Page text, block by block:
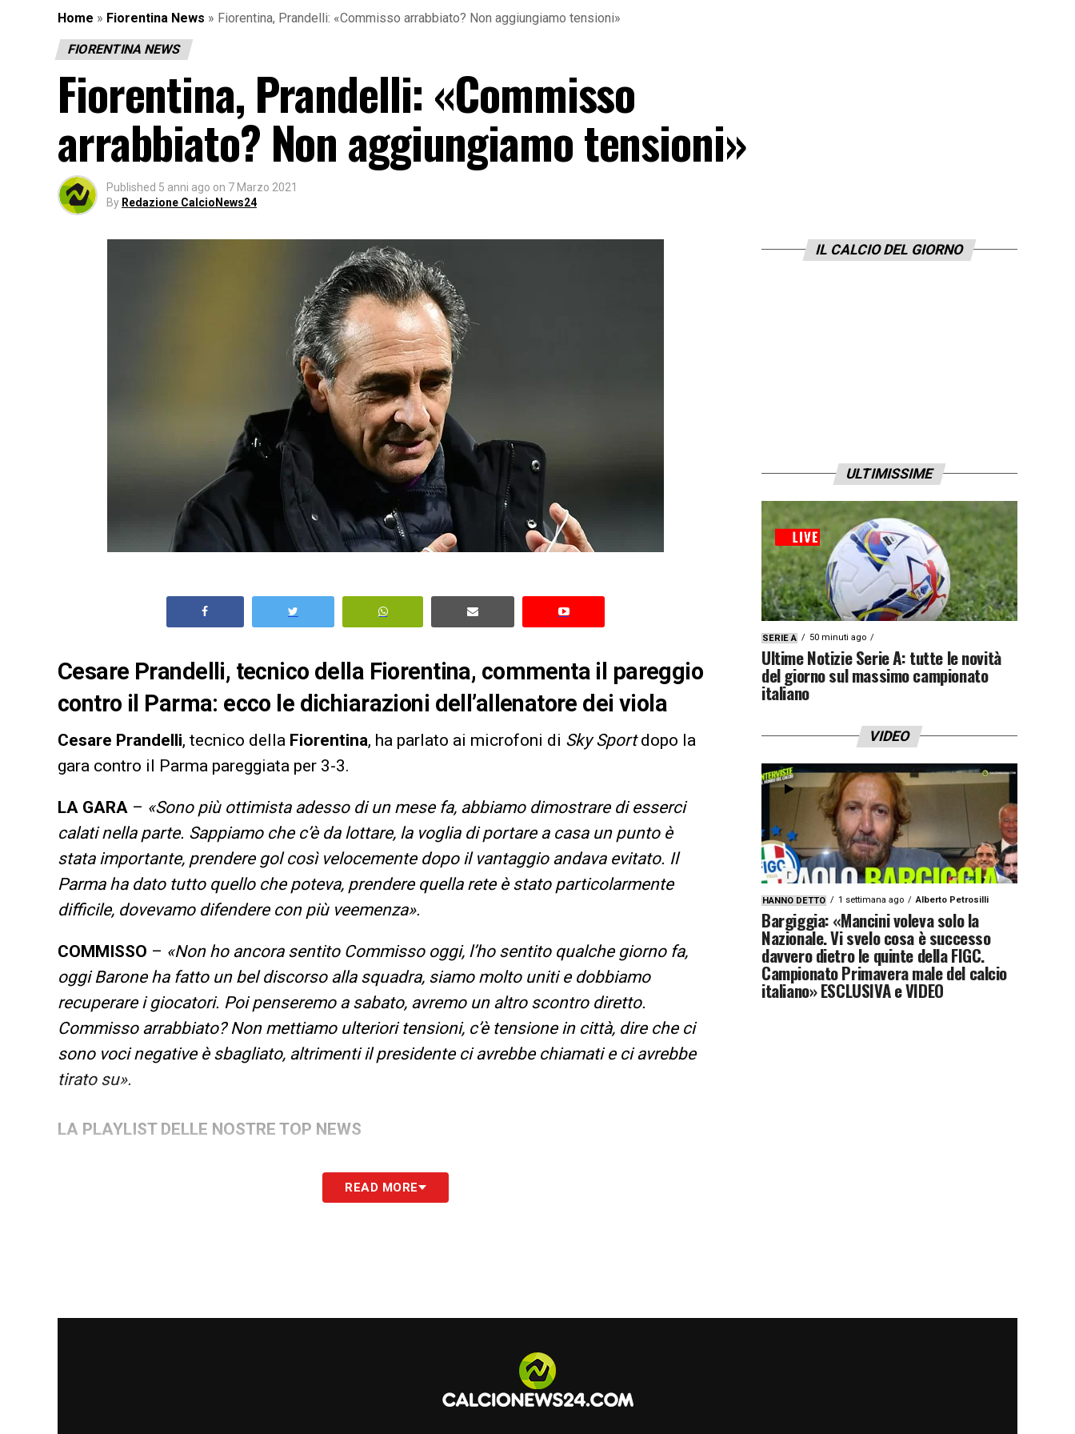
Home » Fiorentina News » Fiorentina, Prandelli: «Commisso arrabbiato? Non aggiungiamo tensioni»
FIORENTINA NEWS
Fiorentina, Prandelli: «Commisso
arrabbiato? Non aggiungiamo tensioni»
Published 5 anni ago on 7 Marzo 2021
By Redazione CalcioNews24
Cesare Prandelli, tecnico della Fiorentina, commenta il pareggio
contro il Parma: ecco le dichiarazioni dell’allenatore dei viola
Cesare Prandelli, tecnico della Fiorentina, ha parlato ai microfoni di Sky Sportdopo la
gara contro il Parma pareggiata per 3-3.
LA GARA – «Sono più ottimista adesso di un mese fa, abbiamo dimostrare di esserci
calati nella parte. Sappiamo che c’è da lottare, la voglia di portare a casa un punto è
stata importante, prendere gol così velocemente dopo il vantaggio andava evitato. Il
Parma ha dato tutto quello che poteva, prendere quella rete è stato particolarmente
difficile, dovevamo difendere con più veemenza».
COMMISSO – «Non ho ancora sentito Commisso oggi, l’ho sentito qualche giorno fa,
oggi Barone ha fatto un bel discorso alla squadra, siamo molto uniti e dobbiamo
recuperare i giocatori. Poi penseremo a sabato, avremo un altro scontro diretto.
Commisso arrabbiato? Non mettiamo ulteriori tensioni, c’è tensione in città, dire che ci
sono voci negative è sbagliato, altrimenti il presidente ci avrebbe chiamati e ci avrebbe
tirato su».
LA PLAYLIST DELLE NOSTRE TOP NEWS
READ MORE
IL CALCIO DEL GIORNO
ULTIMISSIME
SERIE A 50 minuti ago
Ultime Notizie Serie A: tutte le novità
del giorno sul massimo campionato
italiano
VIDEO
HANNO DETTO 1 settimana ago Alberto Petrosilli
Bargiggia: «Mancini voleva solo la
Nazionale. Vi svelo cosa è successo
davvero dietro le quinte della FIGC.
Campionato Primavera male del calcio
italiano» ESCLUSIVA e VIDEO